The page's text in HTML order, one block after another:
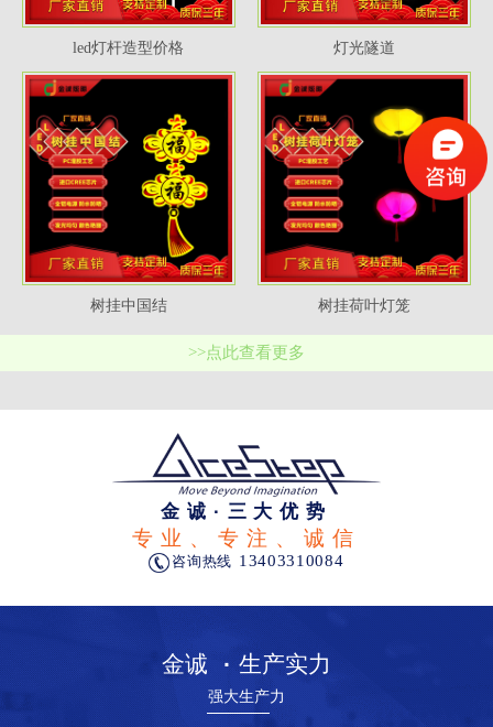
led灯杆造型价格 灯光隧道
树挂中国结 树挂荷叶灯笼
>>点此查看更多
金诚·三大优势
专业、专注、诚信
咨询热线 13403310084
金诚 · 生产实力
强大生产力